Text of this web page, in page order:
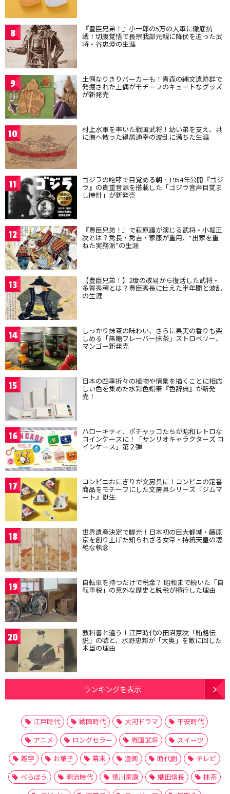
8 『豊臣兄弟！』小一郎の5万の大軍に徹底抗
戦！切腹覚悟で長宗我部元親に降伏を迫った武
将・谷忠澄の生涯
9 土偶なりきりパーカーも！青森の縄文遺跡群で
発掘された土偶がモチーフのキュートなグッズ
が新発売
10 村上水軍を率いた戦国武将！幼い弟を支え、共
に海へ散った得居通幸の波乱に満ちた生涯
11 ゴジラの咆哮で目覚める朝…1954年公開『ゴジ
ラ』の貴重音源を搭載した「ゴジラ音声目覚ま
し時計」が新発売
12 『豊臣兄弟！』で萩原護が演じる武将・小堀正
次とは？秀長・秀吉・家康が重用、“出家を重
ねた実務派”の生涯
13 【豊臣兄弟！】2度の改易から復活した武将・
多賀秀種とは？豊臣秀長に仕えた半年間と波乱
の生涯
14 しっかり抹茶の味わい、さらに果実の香りも楽
しめる「無糖フレーバー抹茶」ストロベリー、
マンゴー新発売
15 日本の四季折々の植物や情景を描くことに相応
しい色を集めた水彩色鉛筆『色辞典』が新発
売！
16 ハローキティ、ポチャッコたちが昭和レトロな
コインケースに！「サンリオキャラクターズ コ
インケース」第２弾
17 コンビニおにぎりが文房具に！コンビニの定番
商品をモチーフにした文房具シリーズ『ジムマ
ート』誕生
18 世界遺産決定で脚光！日本初の巨大都城・藤原
京を創り上げた知られざる女帝・持統天皇の凄
絶な執念
19 自転車を持つだけで税金？ 昭和まで続いた「自
転車税」の意外な歴史と脱税が横行した理由
20 教科書と違う！江戸時代の田沼意次「賄賂伝
説」の嘘と、水野忠邦が「大奥」を敵に回した
本当の理由
ランキングを表示
江戸時代 戦国時代 大河ドラマ
平安時代
アニメ
ロングセラー 戦国武将
スイーツ
雑学
お菓子 幕末 漫画 時代劇
テレビ
べらぼう
明治時代 徳川家康 織田信長
抹茶